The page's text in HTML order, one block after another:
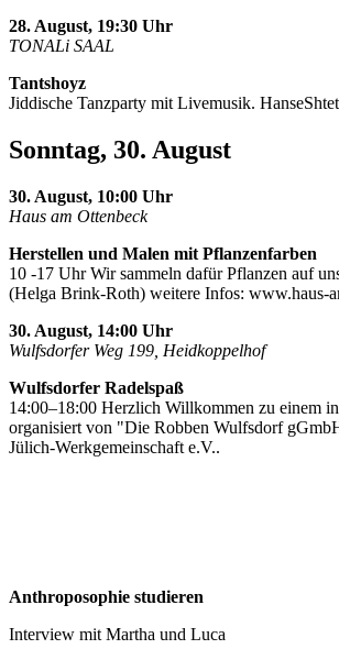
28. August, 19:30 Uhr
TONALi SAAL
Tantshoyz
Jiddische Tanzparty mit Livemusik.
Sonntag, 30. August
30. August, 10:00 Uhr
Haus am Ottenbeck
Herstellen und Malen mit Pflanzenfarben
10 -17 Uhr Wir sammeln dafür Pflanzen auf
(Helga Brink-Roth) weitere Infos: www.haus-
30. August, 14:00 Uhr
Wulfsdorfer Weg 199, Heidkoppelhof
Wulfsdorfer Radelspaß
14:00–18:00 Herzlich Willkommen zu einem
organisiert von "Die Robben Wulfsdorf
Jülich-Werkgemeinschaft e.V..
Anthroposophie studieren
Interview mit Martha und Luca